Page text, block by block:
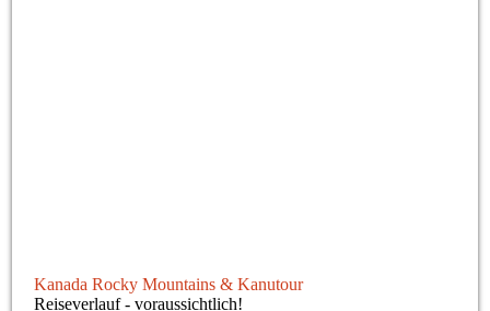
Kanada Rocky Mountains & Kanutour
Reiseverlauf - voraussichtlich!